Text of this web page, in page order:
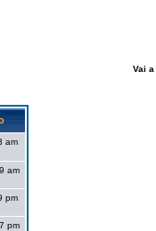
Vai a
am
am
pm
pm